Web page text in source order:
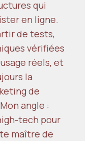
qui
en ligne.
de tests,
vérifiées
réels, et
la
de
angle :
tech pour
maître de